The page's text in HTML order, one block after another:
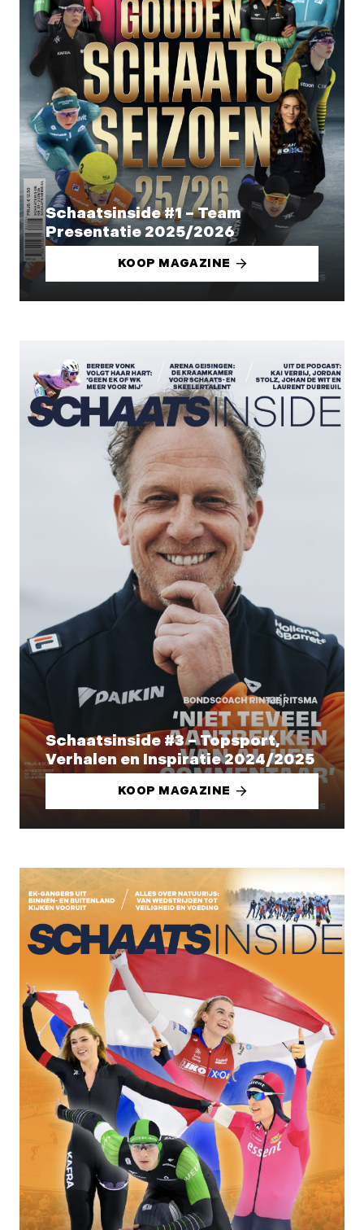
Schaatsinside #1 – Team
Presentatie 2025/2026
KOOP MAGAZINE
Schaatsinside #3 – Topsport,
Verhalen en Inspiratie 2024/2025
KOOP MAGAZINE